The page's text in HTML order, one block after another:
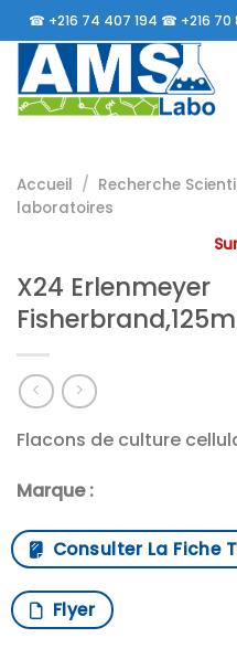
Passer
au
contenu
☎ +216 74 407 194 ☎ +216
Accueil / Recherche
laboratoires
X24 Erlenmeyer
Flacons de culture
Marque :
Consulter La Fiche
Flyer